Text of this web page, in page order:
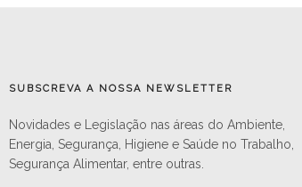
SUBSCREVA A NOSSA NEWSLETTER
Novidades e Legislação nas áreas do Ambiente,
Energia, Segurança, Higiene e Saúde no Trabalho,
Segurança Alimentar, entre outras.